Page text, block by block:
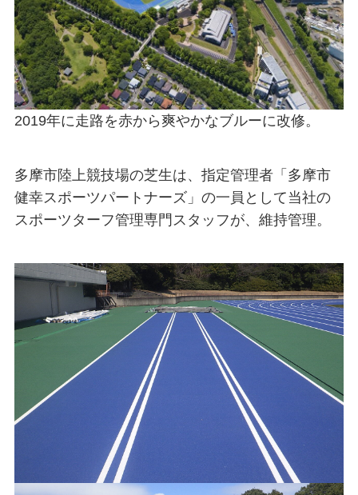
2019年に走路を赤から爽やかなブルーに改修。
多摩市陸上競技場の芝生は、指定管理者「多摩市
健幸スポーツパートナーズ」の一員として当社の
スポーツターフ管理専門スタッフが、維持管理。